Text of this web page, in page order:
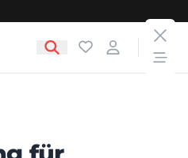
Börse Favoriten
Login